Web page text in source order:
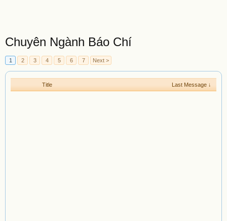
Chuyên Ngành Báo Chí
1 2 3 4 5 6 7 Next >
Title Last Message ↓